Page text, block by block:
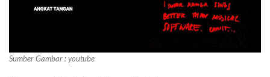
Sumber Gambar : youtube